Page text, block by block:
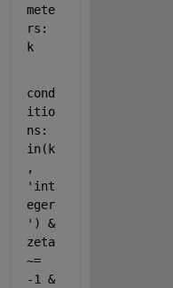
mete
rs:
k
cond
itio
ns:
in(k
,
'int
eger
') &
zeta
~=
-1 &